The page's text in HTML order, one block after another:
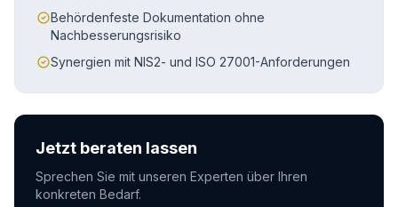
Behördenfeste Dokumentation ohne
Nachbesserungsrisiko
Synergien mit NIS2- und ISO 27001-Anforderungen
Jetzt beraten lassen
Sprechen Sie mit unseren Experten über Ihren
konkreten Bedarf.